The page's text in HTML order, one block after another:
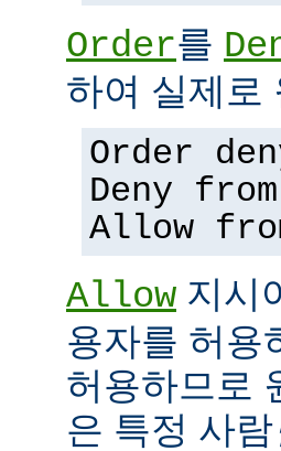
Order를
하여 실제로
Order
Deny
Allow
Allow 지시
용자를 허용
허용하므로
은 특정 사람